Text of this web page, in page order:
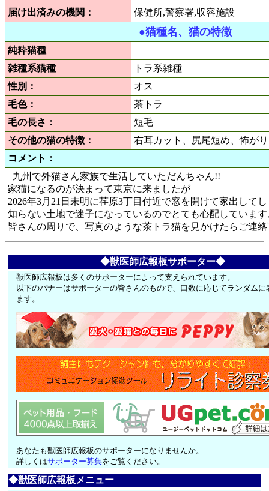
届け出済みの機関：
保健所,警察署,収容施設
●猫種名、猫の特徴
純粋猫種
雑種系猫種
トラ系雑種
性別：
オス
毛色：
茶トラ
毛の長さ：
短毛
その他の猫の特徴：
右耳カット、尻尾短め、怖がり
コメント：
九州で外猫さん家族で生活していただんちゃん!!
家猫になるのが決まって東京に来ましたが
2026年3月21日未明に荏原3丁目付近で窓を開けて家出して
知らない土地で迷子になっているのでとても心配しています
皆さんの周りで、写真のような茶トラ猫を見かけたらご連
◆獣医師広報板サポーター◆
獣医師広報板は多くのサポーターによって支えられています。
以下のバナーはサポーターの皆さんのもので、口数に応じてランダムに
ます。
あなたも獣医師広報板のサポーターになりませんか。
詳しくはサポーター募集をご覧ください。
◆獣医師広報板メニュー